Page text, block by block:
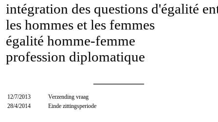
intégration des questions d'égalité
les hommes et les femmes
égalité homme-femme
profession diplomatique
12/7/2013
Verzending vraag
28/4/2014
Einde zittingsperiode